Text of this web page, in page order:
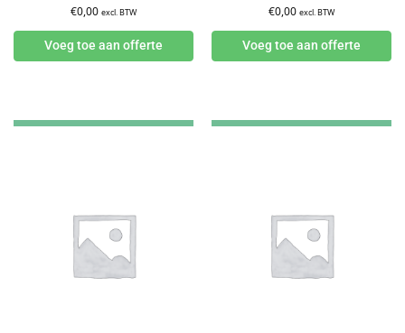
€0,00 excl. BTW
Voeg toe aan offerte
€0,00 excl. BTW
Voeg toe aan offerte